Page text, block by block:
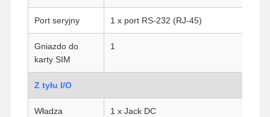
Port seryjny 1 x port RS-232 (RJ-45)
Gniazdo do
karty SIM
1
Z tyłu I/O
Władza 1 x Jack DC